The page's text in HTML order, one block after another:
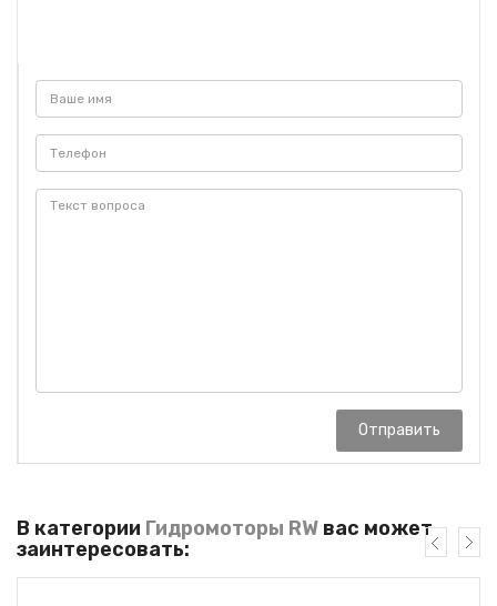
Отправить
В категории Гидромоторы RW вас может
заинтересовать: